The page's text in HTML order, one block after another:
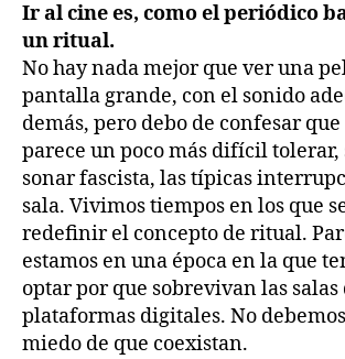
Ir al cine es, como el periódico
un ritual.
No hay nada mejor que ver una
pantalla grande, con el sonido
demás, pero debo de confesar que
parece un poco más difícil
sonar fascista, las típicas
sala. Vivimos tiempos en los que
redefinir el concepto de ritual.
estamos en una época en la que
optar por que sobrevivan las salas
plataformas digitales. No
miedo de que coexistan.